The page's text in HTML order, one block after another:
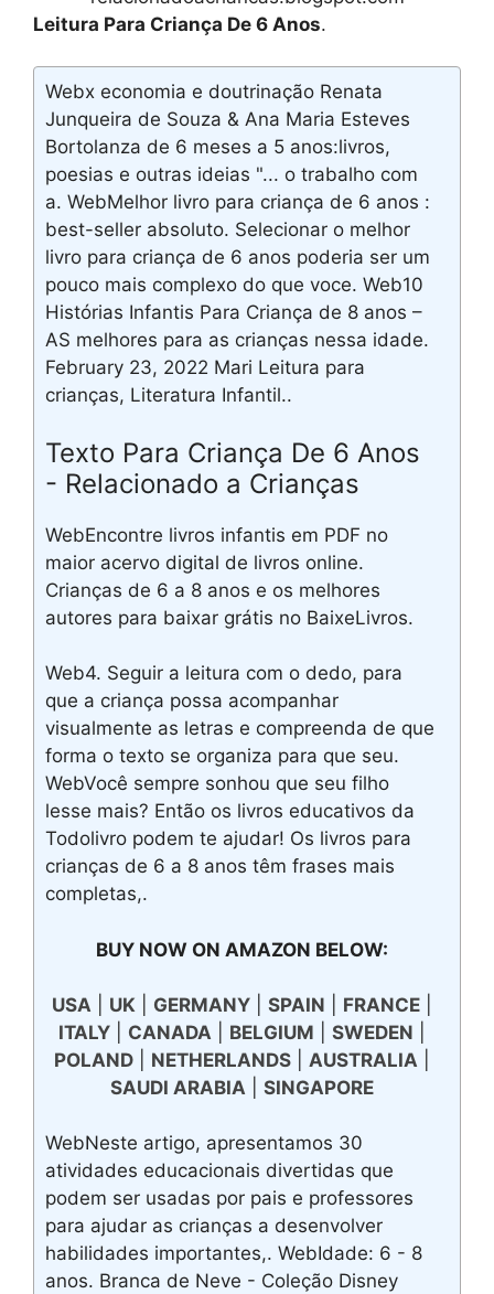
Leitura Para Criança De 6 Anos.
Webx economia e doutrinação Renata
Junqueira de Souza & Ana Maria Esteves
Bortolanza de 6 meses a 5 anos:livros,
poesias e outras ideias "... o trabalho com
a. WebMelhor livro para criança de 6 anos :
best-seller absoluto. Selecionar o melhor
livro para criança de 6 anos poderia ser um
pouco mais complexo do que voce. Web10
Histórias Infantis Para Criança de 8 anos –
AS melhores para as crianças nessa idade.
February 23, 2022 Mari Leitura para
crianças, Literatura Infantil..
Texto Para Criança De 6 Anos
- Relacionado a Crianças
WebEncontre livros infantis em PDF no
maior acervo digital de livros online.
Crianças de 6 a 8 anos e os melhores
autores para baixar grátis no BaixeLivros.
Web4. Seguir a leitura com o dedo, para
que a criança possa acompanhar
visualmente as letras e compreenda de que
forma o texto se organiza para que seu.
WebVocê sempre sonhou que seu filho
lesse mais? Então os livros educativos da
Todolivro podem te ajudar! Os livros para
crianças de 6 a 8 anos têm frases mais
completas,.
BUY NOW ON AMAZON BELOW:
USA UK GERMANY| SPAIN FRANCE|
ITALY| CANADA BELGIUM SWEDEN
POLAND| NETHERLANDS| AUSTRALIA
SAUDI ARABIA
SINGAPORE
WebNeste artigo, apresentamos 30
atividades educacionais divertidas que
podem ser usadas por pais e professores
para ajudar as crianças a desenvolver
habilidades importantes,. WebIdade: 6 - 8
anos. Branca de Neve - Coleção Disney